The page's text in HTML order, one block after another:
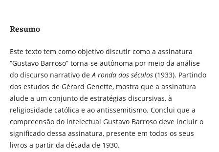
Resumo
Este texto tem como objetivo discutir como a assinatura
“Gustavo Barroso” torna-se autônoma por meio da análise
do discurso narrativo deA ronda dos séculos(1933). Partindo
dos estudos de Gérard Genette, mostra que a assinatura
alude a um conjunto de estratégias discursivas, à
religiosidade católica e ao antissemitismo. Conclui que a
compreensão do intelectual Gustavo Barroso deve incluir o
significado dessa assinatura, presente em todos os seus
livros a partir da década de 1930.